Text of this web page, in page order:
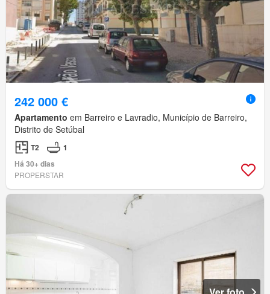
242 000 €
Apartamento em Barreiro e Lavradio, Município de Barreiro,
Distrito de Setúbal
T2
1
Há 30+ dias
PROPERSTAR